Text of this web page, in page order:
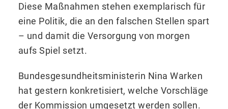
Diese Maßnahmen stehen exemplarisch für
eine Politik, die an den falschen Stellen spart
– und damit die Versorgung von morgen
aufs Spiel setzt.
Bundesgesundheitsministerin Nina Warken
hat gestern konkretisiert, welche Vorschläge
der Kommission umgesetzt werden sollen.